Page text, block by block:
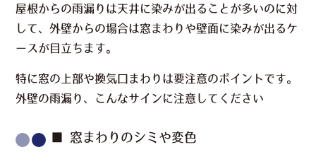
屋根からの雨漏りは天井に染みが出ることが多いのに対
して、外壁からの場合は窓まわりや壁面に染みが出るケ
ースが目立ちます。
特に窓の上部や換気口まわりは要注意のポイントです。
外壁の雨漏り、こんなサインに注意してください
■ 窓まわりのシミや変色